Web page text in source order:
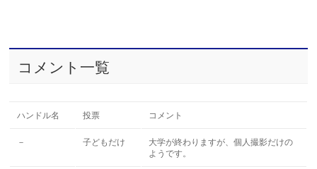
コメント一覧
ハンドル名 投票 コメント
－ 子どもだけ
大学が終わりますが、個人撮影だけの
ようです。